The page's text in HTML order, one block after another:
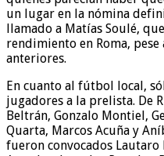
un lugar en la nómina
llamado a Matías Soulé,
rendimiento en Roma,
anteriores.
En cuanto al fútbol local,
jugadores a la prelista. De
Beltrán, Gonzalo Montiel,
Quarta, Marcos Acuña y
fueron convocados